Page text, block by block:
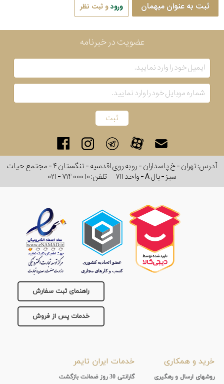
ثبت به عنوان میهمان ورودو ثبت نظر
عضویت در خبرنامه
آدرس: تهران - خ پاسداران - رو به روی اقدسیه - تنگستان ۴ - مجتمع حیات
سبز - بال A - واحد ۷۱۱
تلفن:۰۲۱ - ۷۱۴ ۰۰۰ ۱۰
راهنمای ثبت سفارش
خدمات پس از فروش
خرید و همکاری
روشهای ارسال و رهگیری
خدمات ایران تایمر
گارانتی 30 روز ضمانت بازگشت